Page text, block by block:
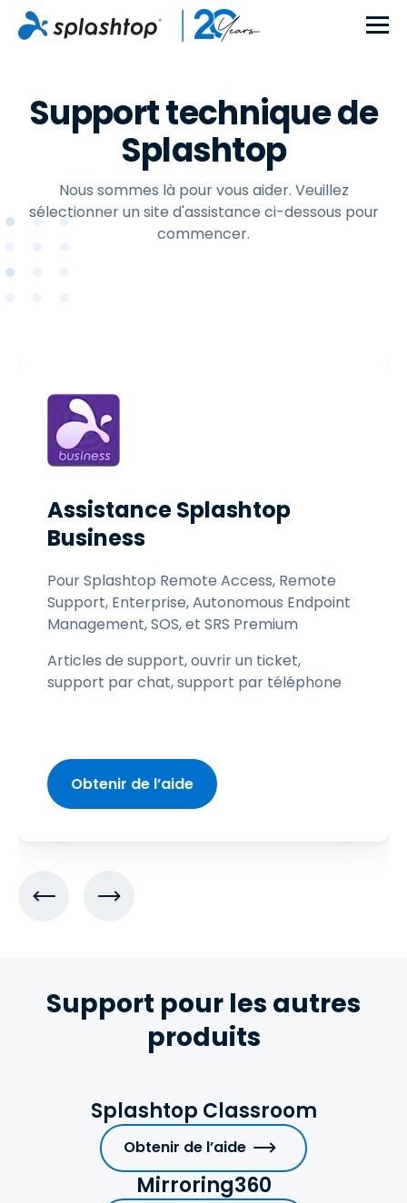
Support technique de
Splashtop
Nous sommes là pour vous aider. Veuillez
sélectionner un site d'assistance ci-dessous pour
commencer.
Assistance Splashtop
Business
Pour Splashtop Remote Access, Remote
Support, Enterprise, Autonomous Endpoint
Management, SOS, et SRS Premium
Articles de support, ouvrir un ticket,
support par chat, support par téléphone
Obtenir de l’aide
Support pour les autres
produits
Splashtop Classroom
Obtenir de l’aide
Mirroring360